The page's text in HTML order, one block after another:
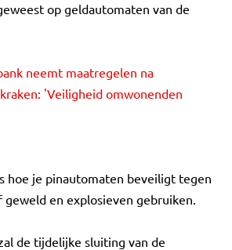
op geldautomaten van de
neemt maatregelen na
'Veiligheid omwonenden
hoe je pinautomaten beveiligt tegen
en explosieven gebruiken.
de tijdelijke sluiting van de